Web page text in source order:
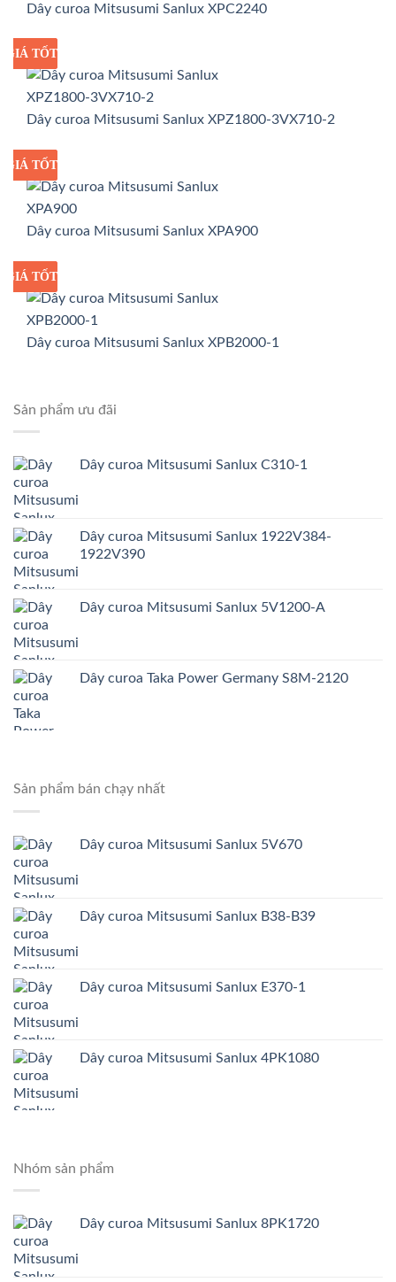
Dây curoa Mitsusumi Sanlux XPC2240
GIÁ SỈ
GIÁ TỐT
Dây curoa Mitsusumi Sanlux XPZ1800-3VX710-2
GIÁ SỈ
GIÁ TỐT
Dây curoa Mitsusumi Sanlux XPA900
GIÁ SỈ
GIÁ TỐT
Dây curoa Mitsusumi Sanlux XPB2000-1
Sản phẩm ưu đãi
Dây curoa Mitsusumi Sanlux C310-1
Dây curoa Mitsusumi Sanlux 1922V384-
1922V390
Dây curoa Mitsusumi Sanlux 5V1200-A
Dây curoa Taka Power Germany S8M-2120
Sản phẩm bán chạy nhất
Dây curoa Mitsusumi Sanlux 5V670
Dây curoa Mitsusumi Sanlux B38-B39
Dây curoa Mitsusumi Sanlux E370-1
Dây curoa Mitsusumi Sanlux 4PK1080
Nhóm sản phẩm
Dây curoa Mitsusumi Sanlux 8PK1720